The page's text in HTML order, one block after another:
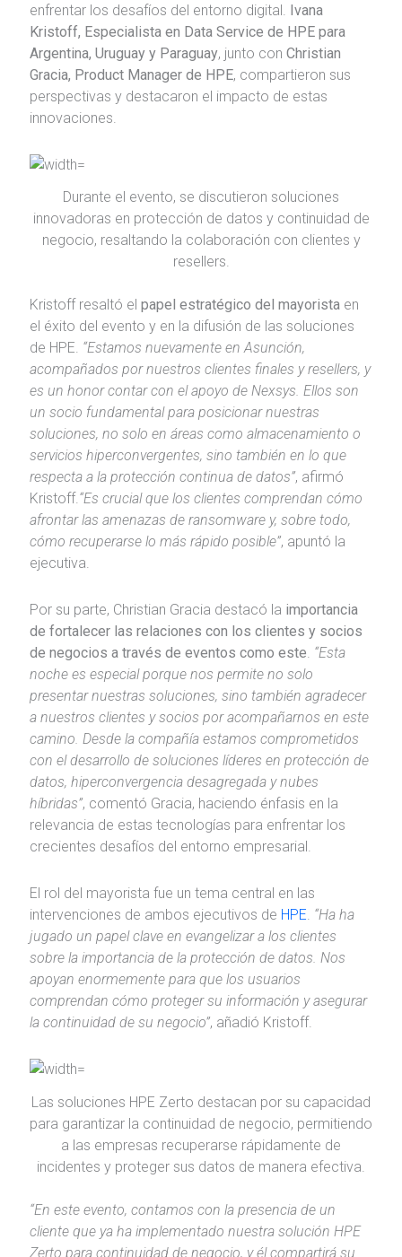
enfrentar los desafíos del entorno digital. Ivana
Kristoff, Especialista en Data Service de HPE para
Argentina, Uruguay y Paraguay, junto con Christian
Gracia, Product Manager de HPE, compartieron sus
perspectivas y destacaron el impacto de estas
innovaciones.
Durante el evento, se discutieron soluciones
innovadoras en protección de datos y continuidad de
negocio, resaltando la colaboración con clientes y
resellers.
Kristoff resaltó el papel estratégico del mayoristaen
el éxito del evento y en la difusión de las soluciones
de HPE. “Estamos nuevamente en Asunción,
acompañados por nuestros clientes finales y resellers, y
es un honor contar con el apoyo de Nexsys. Ellos son
un socio fundamental para posicionar nuestras
soluciones, no solo en áreas como almacenamiento o
servicios hiperconvergentes, sino también en lo que
respecta a la protección continua de datos”, afirmó
Kristoff.“Es crucial que los clientes comprendan cómo
afrontar las amenazas de ransomware y, sobre todo,
cómo recuperarse lo más rápido posible”, apuntó la
ejecutiva.
Por su parte, Christian Gracia destacó la importancia
de fortalecer las relaciones con los clientes y socios
de negocios a través de eventos como este. “Esta
noche es especial porque nos permite no solo
presentar nuestras soluciones, sino también agradecer
a nuestros clientes y socios por acompañarnos en este
camino. Desde la compañía estamos comprometidos
con el desarrollo de soluciones líderes en protección de
datos, hiperconvergencia desagregada y nubes
híbridas”, comentó Gracia, haciendo énfasis en la
relevancia de estas tecnologías para enfrentar los
crecientes desafíos del entorno empresarial.
El rol del mayorista fue un tema central en las
intervenciones de ambos ejecutivos de HPE. “Ha ha
jugado un papel clave en evangelizar a los clientes
sobre la importancia de la protección de datos. Nos
apoyan enormemente para que los usuarios
comprendan cómo proteger su información y asegurar
la continuidad de su negocio”, añadió Kristoff.
Las soluciones HPE Zerto destacan por su capacidad
para garantizar la continuidad de negocio, permitiendo
a las empresas recuperarse rápidamente de
incidentes y proteger sus datos de manera efectiva.
“En este evento, contamos con la presencia de un
cliente que ya ha implementado nuestra solución HPE
Zerto para continuidad de negocio, y él compartirá su